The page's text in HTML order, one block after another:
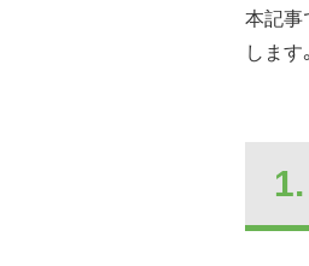
本記事
します